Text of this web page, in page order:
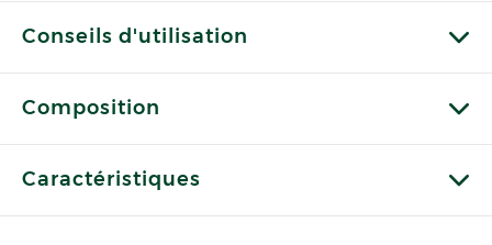
Conseils d'utilisation
Composition
Caractéristiques